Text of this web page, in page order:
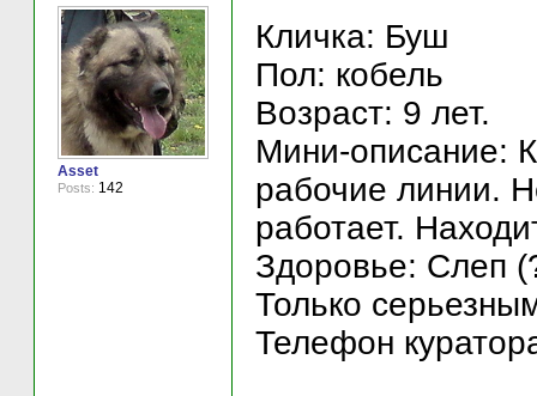
Asset
Posts: 142
Кличка: Буш
Пол: кобель
Возраст: 9 лет.
Мини-описание:
рабочие линии.
работает.
Здоровье: Слеп
Только
Телефон